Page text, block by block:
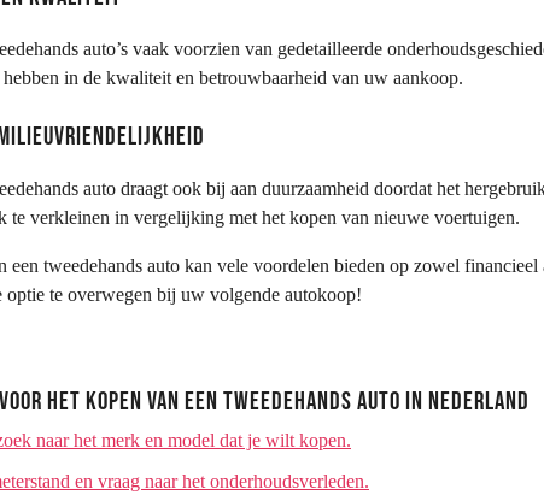
auto’s vaak voorzien van gedetailleerde
in de kwaliteit en betrouwbaarheid van uw aankoop.
auto draagt ook bij aan duurzaamheid doordat het
te verkleinen in vergelijking met het kopen van nieuwe voertuigen.
een tweedehands auto kan vele voordelen bieden op zowel
optie te overwegen bij uw volgende autokoop!
het Kopen van een Tweedehands Auto in Nederland
naar het merk en model dat je wilt kopen.
en vraag naar het onderhoudsverleden.